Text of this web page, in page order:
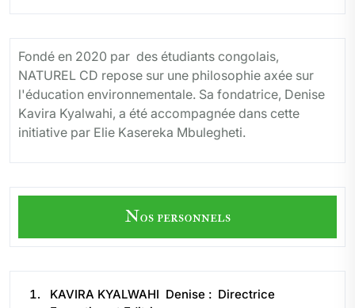
Fondé en 2020 par des étudiants congolais,
NATUREL CD repose sur une philosophie axée sur
l'éducation environnementale. Sa fondatrice, Denise
Kavira Kyalwahi, a été accompagnée dans cette
initiative par Elie Kasereka Mbulegheti.
Nos personnels
KAVIRA KYALWAHI Denise : Directrice